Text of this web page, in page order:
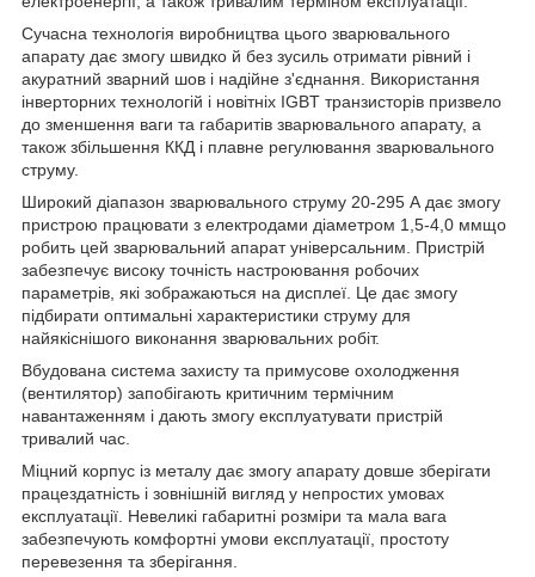
Сучасна технологія виробництва цього зварювального
апарату дає змогу швидко й без зусиль отримати рівний і
акуратний зварний шов і надійне з'єднання. Використання
інверторних технологій і новітніх IGBT транзисторів призвело
до зменшення ваги та габаритів зварювального апарату, а
також збільшення ККД і плавне регулювання зварювального
струму.
Широкий діапазон зварювального струму 20-295 Адає змогу
пристрою працювати з електродами діаметром 1,5-4,0 ммщо
робить цей зварювальний апарат універсальним. Пристрій
забезпечує високу точність настроювання робочих
параметрів, які зображаються на дисплеї. Це дає змогу
підбирати оптимальні характеристики струму для
найякіснішого виконання зварювальних робіт.
Вбудована система захисту та примусове охолодження
(вентилятор) запобігають критичним термічним
навантаженням і дають змогу експлуатувати пристрій
тривалий час.
Міцний корпус із металу дає змогу апарату довше зберігати
працездатність і зовнішній вигляд у непростих умовах
експлуатації. Невеликі габаритні розміри та мала вага
забезпечують комфортні умови експлуатації, простоту
перевезення та зберігання.